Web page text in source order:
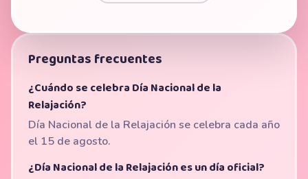
Preguntas frecuentes
¿Cuándo se celebra Día Nacional de la
Relajación?
Día Nacional de la Relajación se celebra cada año
el 15 de agosto.
¿Día Nacional de la Relajación es un día oficial?